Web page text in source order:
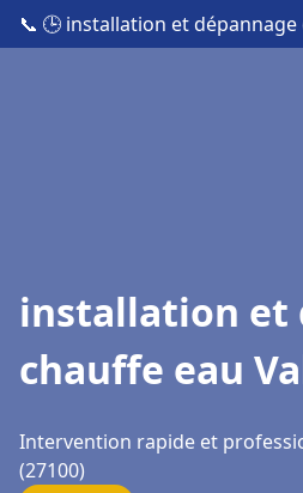
📞 🕒 installation et dépannage
installation et
chauffe eau
Intervention rapide et
(27100)